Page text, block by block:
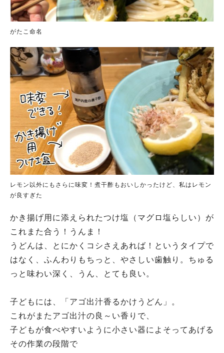
がたこ命名
レモン以外にもさらに味変！煮干酢もおいしかったけど、私はレモン
が良すぎた
かき揚げ用に添えられたつけ塩（マグロ塩らしい）が
これまた合う！うんま！
うどんは、とにかくコシさえあれば！というタイプで
はなく、ふんわりもちっと、やさしい歯触り。ちゅる
っと味わい深く、うん、とても良い。
子どもには、「アゴ出汁香るかけうどん」。
これがまたアゴ出汁の良～い香りで、
子どもが食べやすいように小さい器によそってあげる
その作業の段階で